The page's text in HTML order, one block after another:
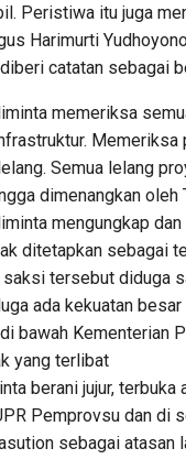
Peristiwa itu juga
Harimurti
catatan sebagai
memeriksa
Semua lelang
dimenangkan oleh
mengungkap
ditetapkan sebagai
tersebut diduga
ada kekuatan
bawah Kementerian
yang terlibat
berani jujur,
Pemprovsu dan di
sebagai atasan